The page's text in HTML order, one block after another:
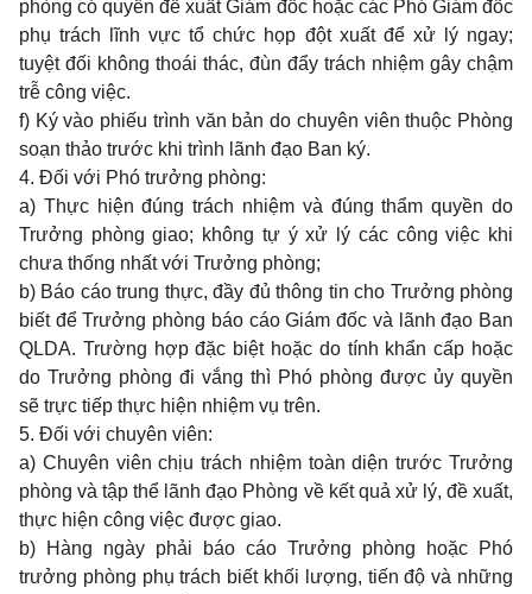
phòng có quyền đề xuất Giám đốc hoặc các Phó Giám đốc
phụ trách lĩnh vực tổ chức họp đột xuất để xử lý ngay;
tuyệt đối không thoái thác, đùn đẩy trách nhiệm gây chậm
trễ công việc.
f) Ký vào phiếu trình văn bản do chuyên viên thuộc Phòng
soạn thảo trước khi trình lãnh đạo Ban ký.
4. Đối với Phó trưởng phòng:
a) Thực hiện đúng trách nhiệm và đúng thẩm quyền do
Trưởng phòng giao; không tự ý xử lý các công việc khi
chưa thống nhất với Trưởng phòng;
b) Báo cáo trung thực, đầy đủ thông tin cho Trưởng phòng
biết đểTrưởng phòng báo cáo Giám đốc và lãnh đạo Ban
QLDA. Trường hợp đặc biệt hoặc do tính khẩn cấp hoặc
do Trưởng phòng đi vắng thì Phó phòng được ủy quyền
sẽ trực tiếp thực hiện nhiệm vụ trên.
5. Đối với chuyên viên:
a) Chuyên viên chịu trách nhiệm toàn diện trước Trưởng
phòng và tập thể lãnh đạo Phòng về kết quả xử lý, đề xuất,
thực hiện công việc được giao.
b) Hàng ngày phải báo cáo Trưởng phòng hoặc Phó
trưởng phòng phụ trách biết khối lượng, tiến độ và những